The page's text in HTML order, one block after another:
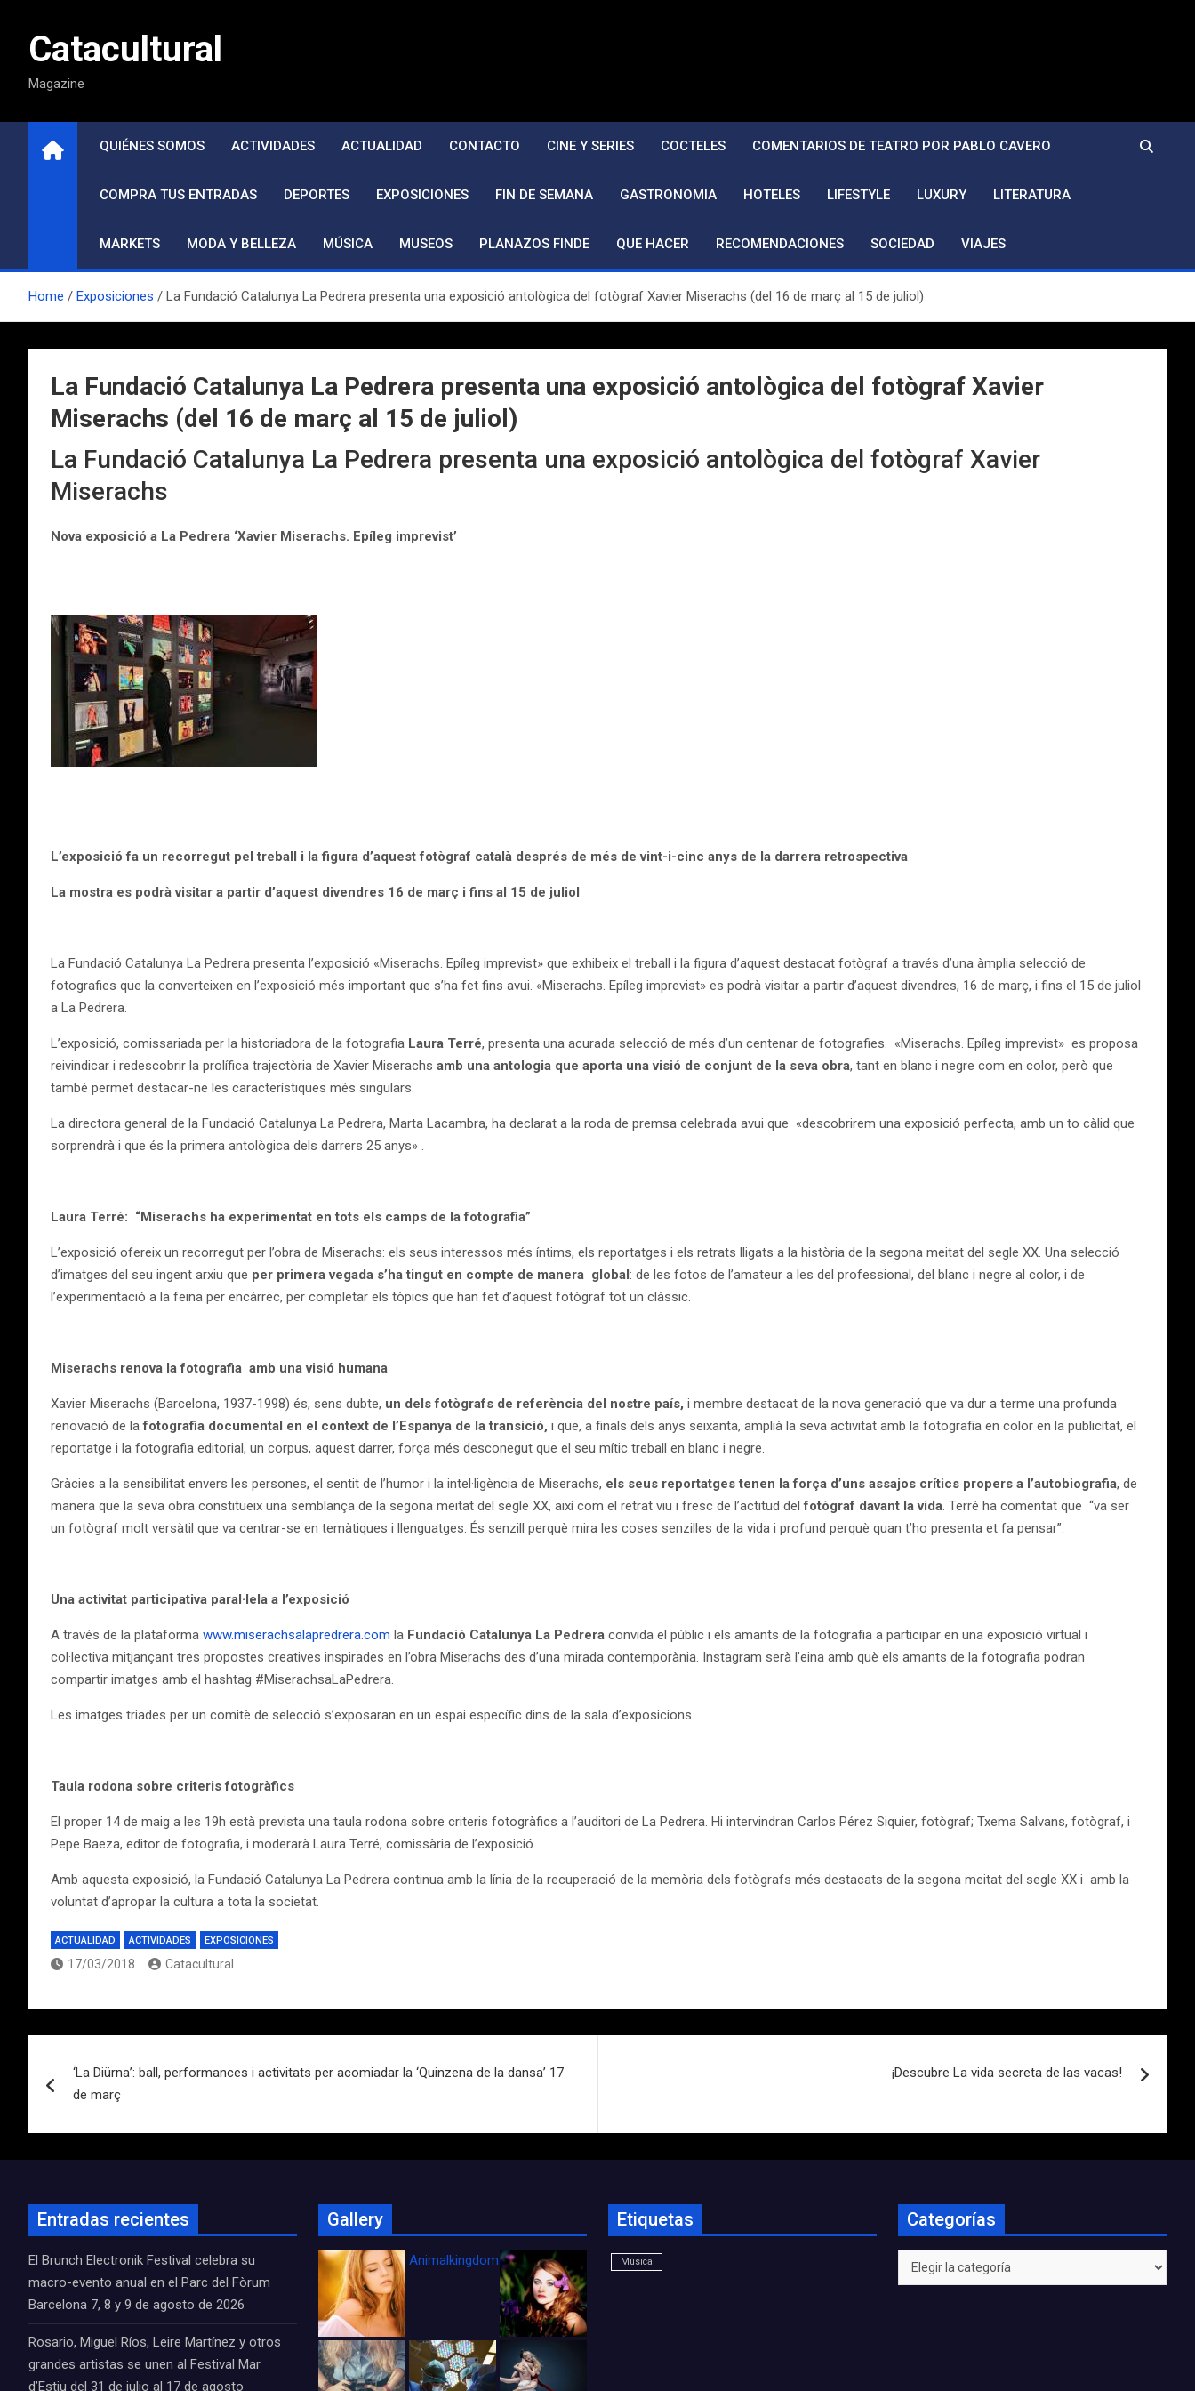
contenidoCatacultural
Magazine
QUIÉNES SOMOS ACTIVIDADES ACTUALIDAD CONTACTO CINE Y SERIES COCTELES COMENTARIOS DE TEATRO POR PABLO CAVERO
COMPRA TUS ENTRADAS DEPORTES EXPOSICIONES FIN DE SEMANA GASTRONOMIA HOTELES LIFESTYLE LUXURY LITERATURA
MARKETS MODA Y BELLEZA MÚSICA MUSEOS PLANAZOS FINDE QUE HACER RECOMENDACIONES SOCIEDAD VIAJES
Home Exposiciones La Fundació Catalunya La Pedrera presenta una exposició antològica del fotògraf Xavier Miserachs (del 16 de març al 15 de juliol)
La Fundació Catalunya La Pedrera presenta una exposició antològica del fotògraf Xavier
Miserachs (del 16 de març al 15 de juliol)
La Fundació Catalunya La Pedrera presenta una exposició antològica del fotògraf Xavier
Miserachs
Nova exposició a La Pedrera ‘Xavier Miserachs. Epíleg imprevist’
L’exposició fa un recorregut pel treball i la figura d’aquest fotògraf català després de més de vint-i-cinc anys de la darrera retrospectiva
La mostra es podrà visitar a partir d’aquest divendres 16 de març i fins al 15 de juliol
La Fundació Catalunya La Pedrera presenta l’exposició «Miserachs. Epíleg imprevist» que exhibeix el treball i la figura d’aquest destacat fotògraf a través d’una àmplia selecció de
fotografies que la converteixen en l’exposició més important que s’ha fet fins avui. «Miserachs. Epíleg imprevist» es podrà visitar a partir d’aquest divendres, 16 de març, i fins el 15 de juliol
a La Pedrera.
L’exposició, comissariada per la historiadora de la fotografia Laura Terré, presenta una acurada selecció de més d’un centenar de fotografies. «Miserachs. Epíleg imprevist» es proposa
reivindicar i redescobrir la prolífica trajectòria de Xavier Miserachs amb una antologia que aporta una visió de conjunt de la seva obra, tant en blanc i negre com en color, però que
també permet destacar-ne les característiques més singulars.
La directora general de la Fundació Catalunya La Pedrera, Marta Lacambra, ha declarat a la roda de premsa celebrada avui que «descobrirem una exposició perfecta, amb un to càlid que
sorprendrà i que és la primera antològica dels darrers 25 anys» .
Laura Terré: “Miserachs ha experimentat en tots els camps de la fotografia”
L’exposició ofereix un recorregut per l’obra de Miserachs: els seus interessos més íntims, els reportatges i els retrats lligats a la història de la segona meitat del segle XX. Una selecció
d’imatges del seu ingent arxiu que per primera vegada s’ha tingut en compte de manera global: de les fotos de l’amateur a les del professional, del blanc i negre al color, i de
l’experimentació a la feina per encàrrec, per completar els tòpics que han fet d’aquest fotògraf tot un clàssic.
Miserachs renova la fotografia amb una visió humana
Xavier Miserachs (Barcelona, 1937-1998) és, sens dubte, un dels fotògrafs de referència del nostre país, i membre destacat de la nova generació que va dur a terme una profunda
renovació de lafotografia documental en el context de l’Espanya de la transició, i que, a finals dels anys seixanta, amplià la seva activitat amb la fotografia en color en la publicitat, el
reportatge i la fotografia editorial, un corpus, aquest darrer, força més desconegut que el seu mític treball en blanc i negre.
Gràcies a la sensibilitat envers les persones, el sentit de l’humor i la intel·ligència de Miserachs, els seus reportatges tenen la força d’uns assajos crítics propers a l’autobiografia, de
manera que la seva obra constitueix una semblança de la segona meitat del segle XX, així com el retrat viu i fresc de l’actitud delfotògraf davant la vida. Terré ha comentat que “va ser
un fotògraf molt versàtil que va centrar-se en temàtiques i llenguatges. És senzill perquè mira les coses senzilles de la vida i profund perquè quan t’ho presenta et fa pensar”.
Una activitat participativa paral·lela a l’exposició
A través de la plataforma www.miserachsalapredrera.com la Fundació Catalunya La Pedrera convida el públic i els amants de la fotografia a participar en una exposició virtual i
col·lectiva mitjançant tres propostes creatives inspirades en l’obra Miserachs des d’una mirada contemporània. Instagram serà l’eina amb què els amants de la fotografia podran
compartir imatges amb el hashtag #MiserachsaLaPedrera.
Les imatges triades per un comitè de selecció s’exposaran en un espai específic dins de la sala d’exposicions.
Taula rodona sobre criteris fotogràfics
El proper 14 de maig a les 19h està prevista una taula rodona sobre criteris fotogràfics a l’auditori de La Pedrera. Hi intervindran Carlos Pérez Siquier, fotògraf; Txema Salvans, fotògraf, i
Pepe Baeza, editor de fotografia, i moderarà Laura Terré, comissària de l’exposició.
Amb aquesta exposició, la Fundació Catalunya La Pedrera continua amb la línia de la recuperació de la memòria dels fotògrafs més destacats de la segona meitat del segle XX i amb la
voluntat d’apropar la cultura a tota la societat.
ACTUALIDAD ACTIVIDADES EXPOSICIONES
17/03/2018 Catacultural
de
entradas
‘La Diürna’: ball, performances i activitats per acomiadar la ‘Quinzena de la dansa’ 17
de març
¡Descubre La vida secreta de las vacas!
Entradas recientes
El Brunch Electronik Festival celebra su
macro-evento anual en el Parc del Fòrum
Barcelona 7, 8 y 9 de agosto de 2026
Rosario, Miguel Ríos, Leire Martínez y otros
grandes artistas se unen al Festival Mar
d’Estiu del 31 de julio al 17 de agosto
Gallery
Animalkingdom_FichaCine
Etiquetas
Música
Categorías
Categorías